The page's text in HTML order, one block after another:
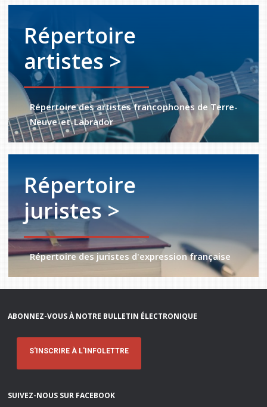
Répertoire
artistes >
Répertoire des artistes francophones de Terre-
Neuve-et-Labrador
Répertoire
juristes >
Répertoire des juristes d'expression française
ABONNEZ-VOUS À NOTRE BULLETIN ÉLECTRONIQUE
S'INSCRIRE À L'INFOLETTRE
SUIVEZ-NOUS SUR FACEBOOK